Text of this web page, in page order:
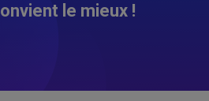
le mieux !